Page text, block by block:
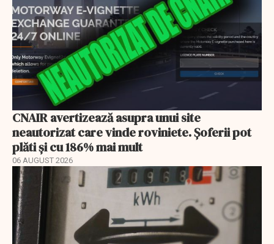
CNAIR avertizează asupra unui site
neautorizat care vinde roviniete. Șoferii pot
plăti și cu 186% mai mult
06 AUGUST 2026